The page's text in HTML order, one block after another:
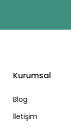
Kurumsal
Blog
İletişim